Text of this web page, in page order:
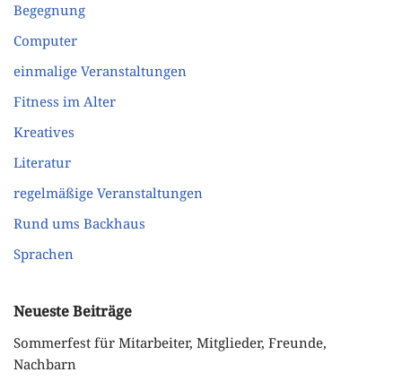
Begegnung
Computer
einmalige Veranstaltungen
Fitness im Alter
Kreatives
Literatur
regelmäßige Veranstaltungen
Rund ums Backhaus
Sprachen
Neueste Beiträge
Sommerfest für Mitarbeiter, Mitglieder, Freunde,
Nachbarn